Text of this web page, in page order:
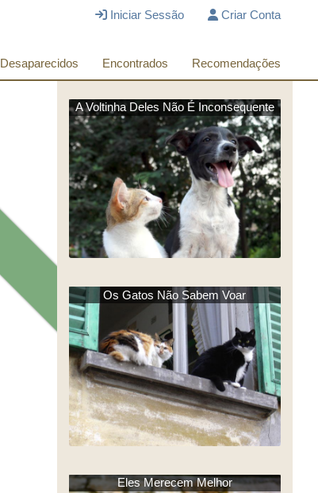
Iniciar Sessão Criar Conta
Desaparecidos Encontrados Recomendações
A Voltinha Deles Não É Inconsequente
Os Gatos Não Sabem Voar
Eles Merecem Melhor